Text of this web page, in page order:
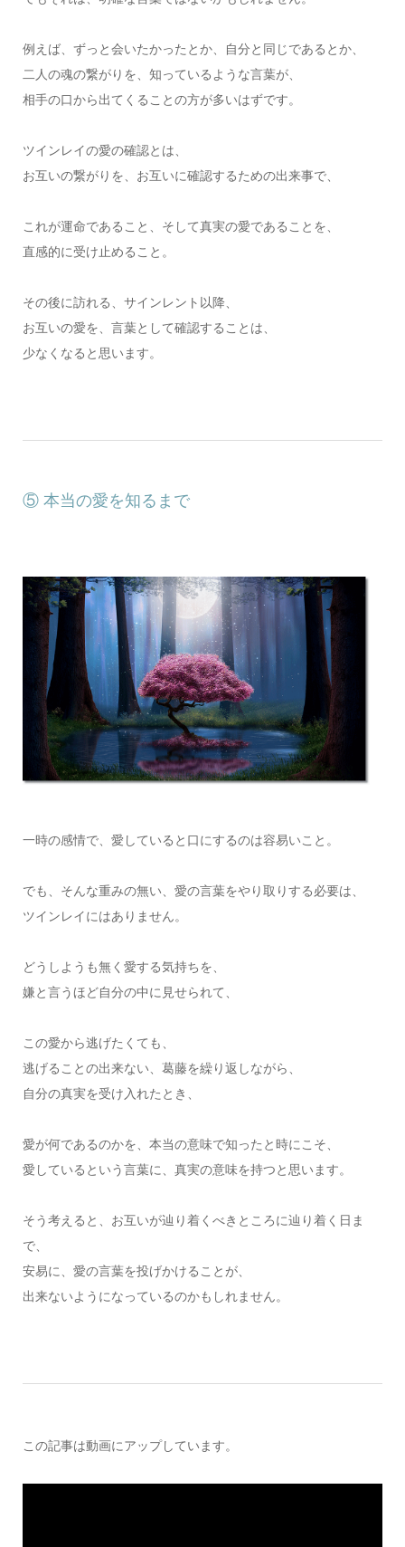
例えば、ずっと会いたかったとか、自分と同じであるとか、
二人の魂の繋がりを、知っているような言葉が、
相手の口から出てくることの方が多いはずです。
ツインレイの愛の確認とは、
お互いの繋がりを、お互いに確認するための出来事で、
これが運命であること、そして真実の愛であることを、
直感的に受け止めること。
その後に訪れる、サインレント以降、
お互いの愛を、言葉として確認することは、
少なくなると思います。
⑤ 本当の愛を知るまで
一時の感情で、愛していると口にするのは容易いこと。
でも、そんな重みの無い、愛の言葉をやり取りする必要は、
ツインレイにはありません。
どうしようも無く愛する気持ちを、
嫌と言うほど自分の中に見せられて、
この愛から逃げたくても、
逃げることの出来ない、葛藤を繰り返しながら、
自分の真実を受け入れたとき、
愛が何であるのかを、本当の意味で知ったと時にこそ、
愛しているという言葉に、真実の意味を持つと思います。
そう考えると、お互いが辿り着くべきところに辿り着く日ま
で、
安易に、愛の言葉を投げかけることが、
出来ないようになっているのかもしれません。
この記事は動画にアップしています。